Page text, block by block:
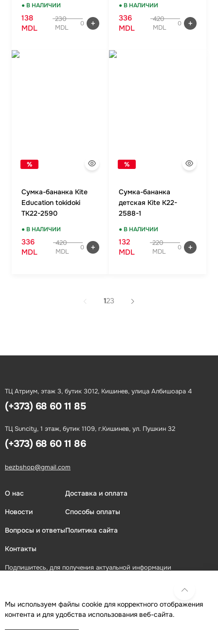
● В НАЛИЧИИ
138
MDL
230
MDL
0
● В НАЛИЧИИ
336
MDL
420
MDL
0
%
Сумка-бананка Kite
Education tokidoki
TK22-2590
● В НАЛИЧИИ
336
MDL
420
MDL
0
%
Сумка-бананка
детская Kite K22-
2588-1
● В НАЛИЧИИ
132
MDL
220
MDL
0
123
ТЦ Атриум, этаж 3, бутик 3012, Кишинев, улица Албишоара 4
(+373) 68 60 11 85
ТЦ Suncity, 1 этаж, бутик 1109, г.Кишинев, ул. Пушкин 32
(+373) 68 60 11 86
bezbshop@gmail.com
О нас
Новости
Вопросы и ответы
Контакты
Доставка и оплата
Способы оплаты
Политика сайта
Подпишитесь, для получения актуальной информации
ПОДПИСАТЬСЯ
Присоединяйтесь в социальных сетях
Мы используем файлы cookie для корректного отображения
контента и для удобства использования веб-сайта.